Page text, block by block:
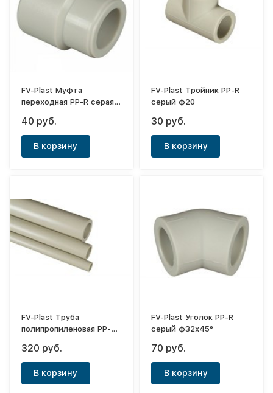
FV-Plast Муфта
переходная PP-R серая
40 руб.
В корзину
FV-Plast Тройник PP-R
серый ф20
30 руб.
В корзину
FV-Plast Труба
полипропиленовая PP-
ф32х4,4
320 руб.
В корзину
FV-Plast Уголок PP-R
серый ф32х45°
70 руб.
В корзину